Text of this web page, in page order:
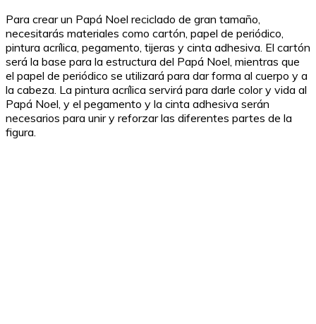
Para crear un Papá Noel reciclado de gran tamaño,
necesitarás materiales como cartón, papel de periódico,
pintura acrílica, pegamento, tijeras y cinta adhesiva. El cartón
será la base para la estructura del Papá Noel, mientras que
el papel de periódico se utilizará para dar forma al cuerpo y a
la cabeza. La pintura acrílica servirá para darle color y vida al
Papá Noel, y el pegamento y la cinta adhesiva serán
necesarios para unir y reforzar las diferentes partes de la
figura.